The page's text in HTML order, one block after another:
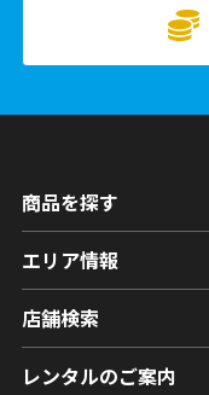
商品を探す
エリア情報
店舗検索
レンタルのご案内